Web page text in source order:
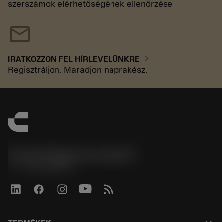
szerszámok elérhetőségének ellenőrzése
mail
IRATKOZZON FEL HÍRLEVELÜNKRE chevron_right
Regisztráljon. Maradjon naprakész.